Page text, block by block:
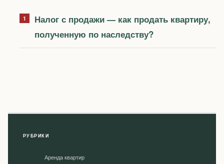
Налог с продажи — как продать квартиру,
полученную по наследству?
РУБРИКИ
Аренда квартир